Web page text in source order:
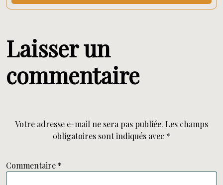
Laisser un
commentaire
Votre adresse e-mail ne sera pas publiée. Les champs
obligatoires sont indiqués avec *
Commentaire *